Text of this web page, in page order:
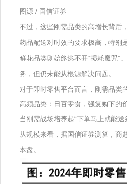
图源 / 国信证券
不过，这些刚需品类的高增长背后
药品配送对时效的要求极高，特别
鲜花品类则始终逃不开“损耗魔咒”
务，但仍未能从根源解决问题。
对于即时零售平台而言，刚需品类
高频品类：日百零食，强复购下的
当刚需战场培养起“下单马上就能
从规模来看，据国信证券测算，商
本盘。